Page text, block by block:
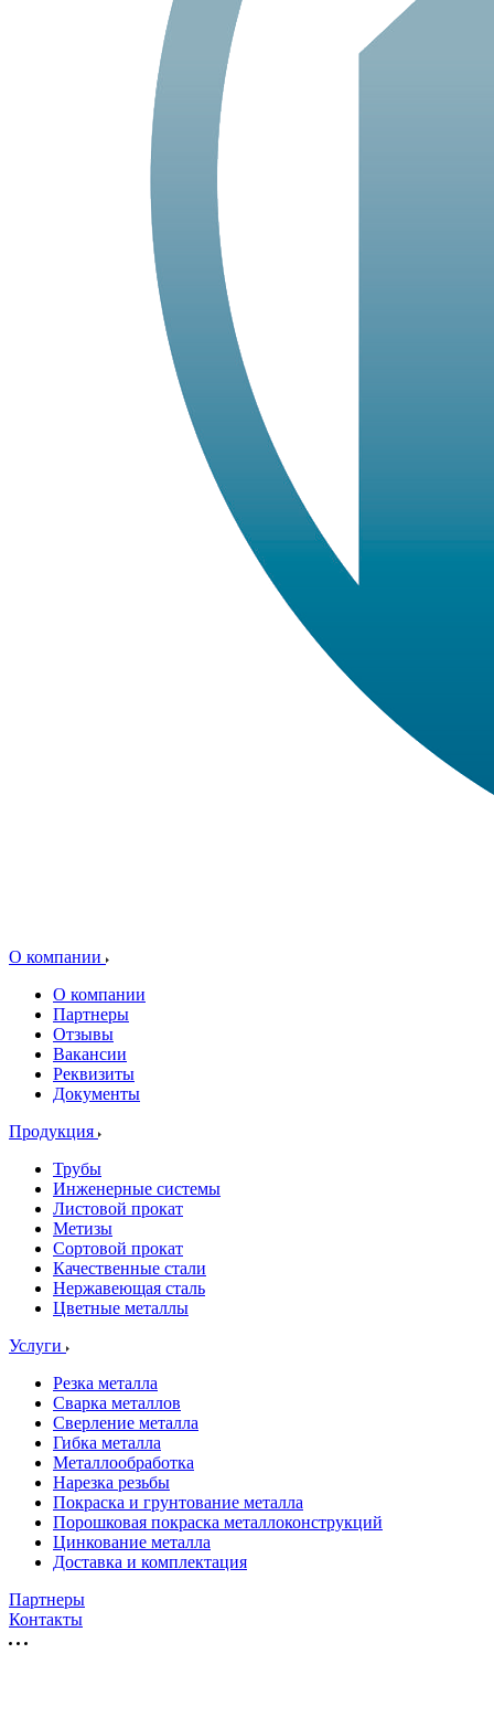
О компании
О компании
Партнеры
Отзывы
Вакансии
Реквизиты
Документы
Продукция
Трубы
Инженерные системы
Листовой прокат
Метизы
Сортовой прокат
Качественные стали
Нержавеющая сталь
Цветные металлы
Услуги
Резка металла
Сварка металлов
Сверление металла
Гибка металла
Металлообработка
Нарезка резьбы
Покраска и грунтование металла
Порошковая покраска металлоконструкций
Цинкование металла
Доставка и комплектация
Партнеры
Контакты